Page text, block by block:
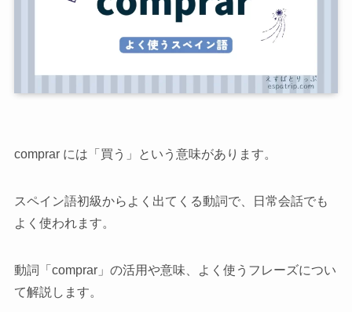
comprar には「買う」という意味があります。
スペイン語初級からよく出てくる動詞で、日常会話でも
よく使われます。
動詞「comprar」の活用や意味、よく使うフレーズについ
て解説します。